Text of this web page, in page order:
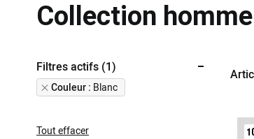
Collection homme
Filtres actifs (1)
Couleur Blanc
Remove
This
Tout effacer